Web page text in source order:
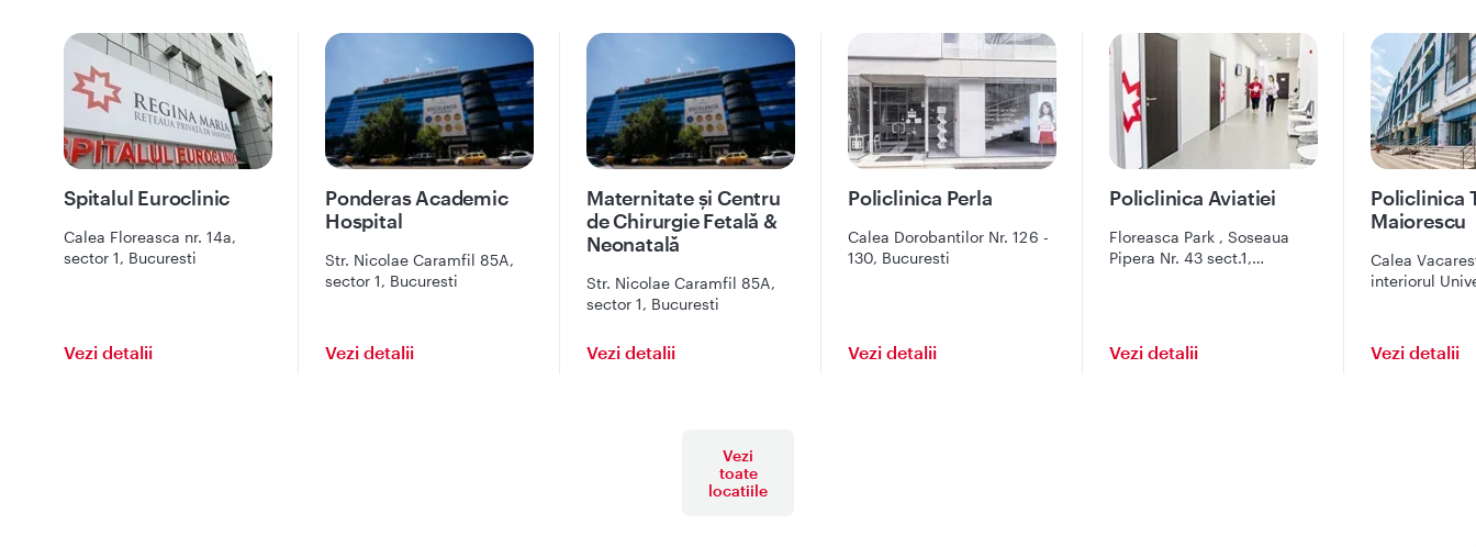
Spitalul Euroclinic
Calea Floreasca nr. 14a,
sector 1, Bucuresti
Vezi detalii
Ponderas Academic
Hospital
Str. Nicolae Caramfil 85A,
sector 1, Bucuresti
Vezi detalii
Maternitate și Centru
de Chirurgie Fetală &
Neonatală
Str. Nicolae Caramfil 85A,
sector 1, Bucuresti
Vezi detalii
Policlinica Perla
Calea Dorobantilor Nr. 126 -
130, Bucuresti
Vezi detalii
Policlinica Aviatiei
Floreasca Park , Soseaua
Pipera Nr. 43 sect.1,
Vezi detalii
Policlinica
Maiorescu
Calea
interiorul
Vezi detalii
Vezi
toate
locatiile